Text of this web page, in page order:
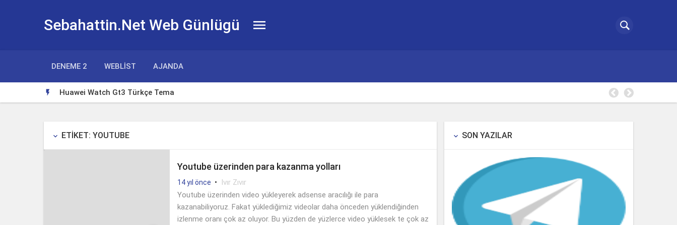
Sebahattin.Net Web Günlügü 
DENEME 2 WEBLIST AJANDA
 Huawei Watch Gt3 Türkçe Tema
keyboard_arrow_down ETIKET: YOUTUBE
Youtube üzerinden para kazanma yolları
14 yıl önce •
Ivır Zıvır
Youtube üzerinden video yükleyerek adsense aracılığı ile para
kazanabiliyoruz. Fakat yüklediğimiz videolar daha önceden yüklendiğinden
izlenme oranı çok az oluyor. Bu yüzden de yüzlerce video yüklesek te çok az
 SON YAZILAR